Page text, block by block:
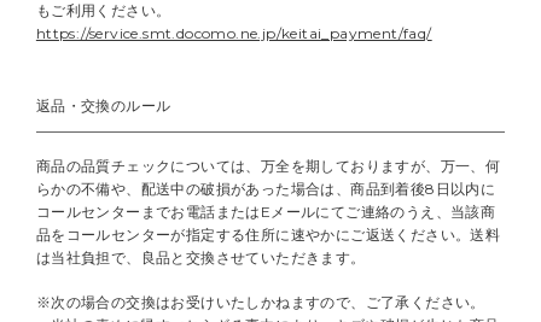
もご利用ください。
https://service.smt.docomo.ne.jp/keitai_payment/faq/
返品・交換のルール
商品の品質チェックについては、万全を期しておりますが、万一、何
らかの不備や、配送中の破損があった場合は、商品到着後8日以内に
コールセンターまでお電話またはEメールにてご連絡のうえ、当該商
品をコールセンターが指定する住所に速やかにご返送ください。送料
は当社負担で、良品と交換させていただきます。
※次の場合の交換はお受けいたしかねますので、ご了承ください。